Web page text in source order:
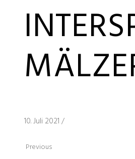
10. Juli 2021 /
Previous